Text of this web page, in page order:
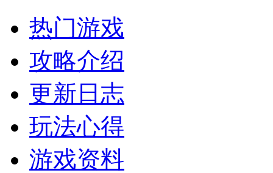
热门游戏
攻略介绍
更新日志
玩法心得
游戏资料